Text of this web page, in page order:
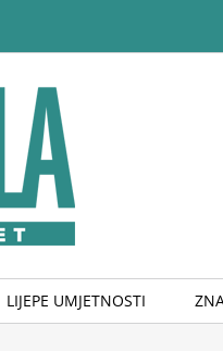
LIJEPE UMJETNOSTI